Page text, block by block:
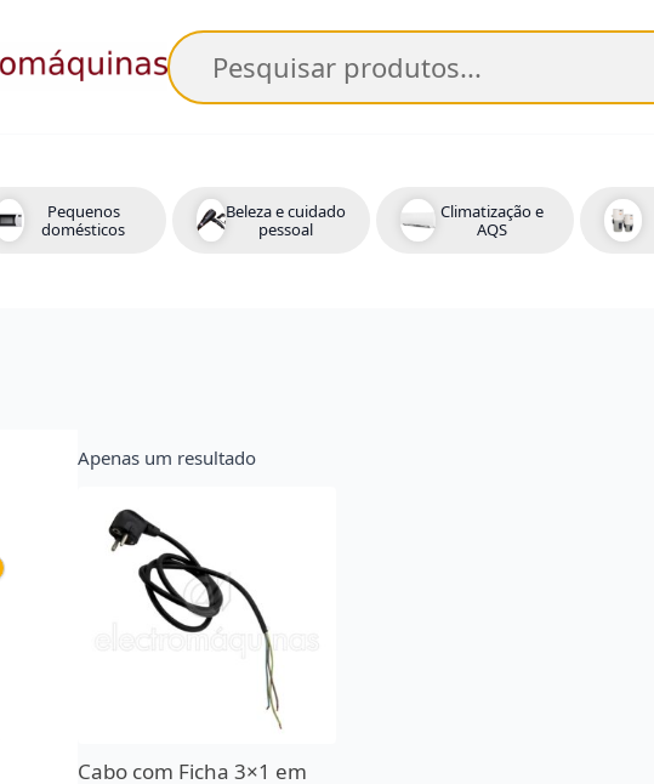
Pesquisar
Pequenos
domésticos
Beleza e cuidado
pessoal
Climatização e
AQS
Apenas um resultado
Cabo com Ficha 3×1 em